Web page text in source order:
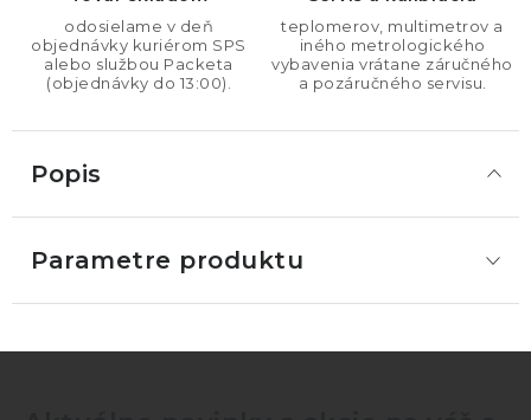
odosielame v deň
objednávky kuriérom SPS
alebo službou Packeta
(objednávky do 13:00).
teplomerov, multimetrov a
iného metrologického
vybavenia vrátane záručného
a pozáručného servisu.
Popis
Parametre produktu